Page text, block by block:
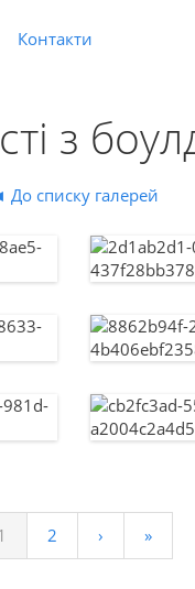
Контакти
з
До списку галерей
2 › »